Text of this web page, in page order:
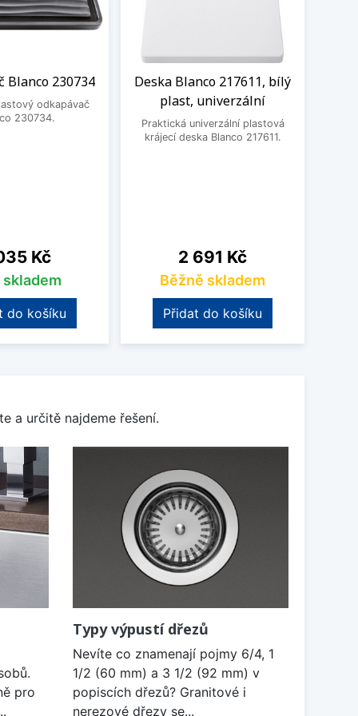
Blanco 230734
odkapávač
230734.
Kč
skladem
do košíku
Deska Blanco 217611, bílý
plast, univerzální
Praktická univerzální plastová
krájecí deska Blanco 217611.
Cena
2 691 Kč
Běžně skladem
Přidat do košíku
a určitě najdeme řešení.
pro
Typy výpustí dřezů
Nevíte co znamenají pojmy 6/4, 1
1/2 (60 mm) a 3 1/2 (92 mm) v
popiscích dřezů? Granitové i
nerezové dřezy se...